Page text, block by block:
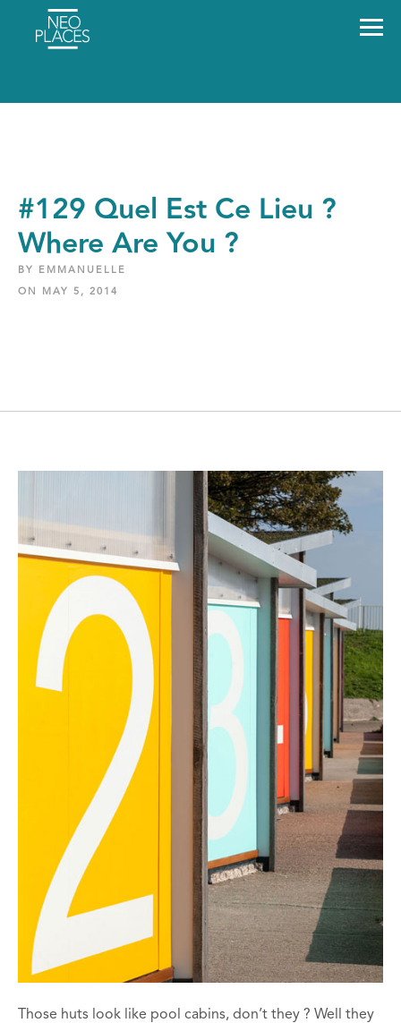
#129 Quel Est Ce Lieu ?
Where Are You ?
BY EMMANUELLE
ON MAY 5, 2014
Those huts look like pool cabins, don’t they ? Well they